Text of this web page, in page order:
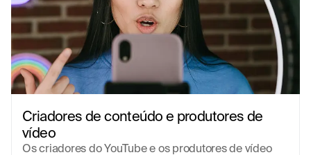
Criadores de conteúdo e produtores de
vídeo
Os criadores do YouTube e os produtores de vídeo